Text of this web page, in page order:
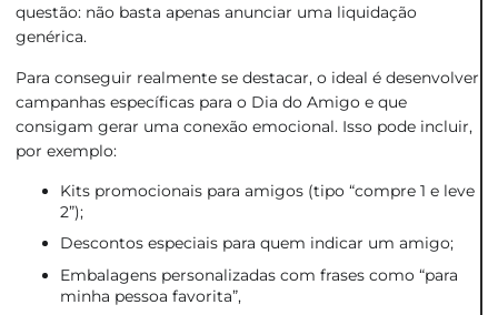
questão: não basta apenas anunciar uma liquidação
genérica.
Para conseguir realmente se destacar, o ideal é desenvolver
campanhas específicas para o Dia do Amigo e que
consigam gerar uma conexão emocional. Isso pode incluir,
por exemplo:
Kits promocionais para amigos (tipo “compre 1 e leve
2”);
Descontos especiais para quem indicar um amigo;
Embalagens personalizadas com frases como “para
minha pessoa favorita”,